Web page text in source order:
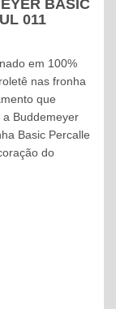
BASIC
011
em 100%
nas fronha
que
Buddemeyer
Basic Percalle
do